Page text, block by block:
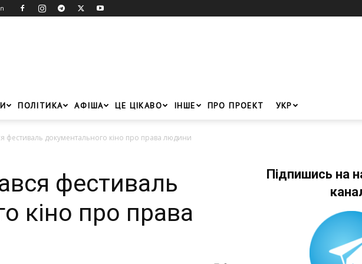
ПОЛІТИКА АФІША ЦЕ ЦІКАВО ІНШЕ ПРО ПРОЕКТ УКР
фестиваль документального кіно про права людини
фестиваль
кіно про права
Підпишись на